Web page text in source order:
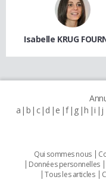
Isabelle KRUG
a b c d e f g h i j
Qui sommes nous
Données personnelles
Tous les articles